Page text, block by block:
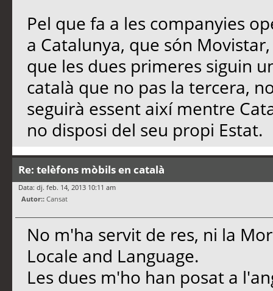
Pel que fa a les companyies
a Catalunya, que són
que les dues primeres siguin
català que no pas la tercera,
seguirà essent així mentre
no disposi del seu propi Estat.
Re: telèfons mòbils en català
Data: dj. feb. 14, 2013 10:11 am
Autor:: Cansat
No m'ha servit de res, ni la
Locale and Language.
Les dues m'ho han posat a